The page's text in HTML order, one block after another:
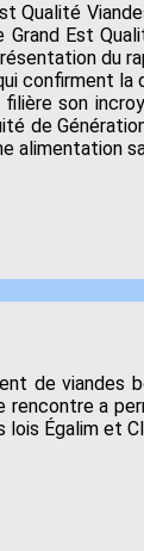
Qualité
Est
du
confirment
filière son
de
alimentation
de viandes
rencontre a
Égalim et